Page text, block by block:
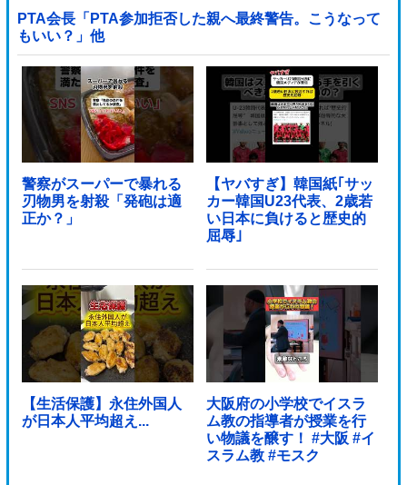
PTA会長「PTA参加拒否した親へ最終警告。こうなって
もいい？」他
警察がスーパーで暴れる
刃物男を射殺「発砲は適
正か？」
【ヤバすぎ】韓国紙｢サッ
カー韓国U23代表、2歳若
い日本に負けると歴史的
屈辱｣
【生活保護】永住外国人
が日本人平均超え...
大阪府の小学校でイスラ
ム教の指導者が授業を行
い物議を醸す！ #大阪 #イ
スラム教 #モスク